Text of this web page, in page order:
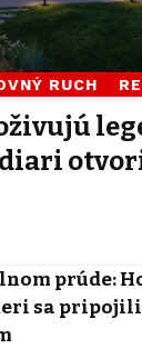
RUCH
prúde:
sa